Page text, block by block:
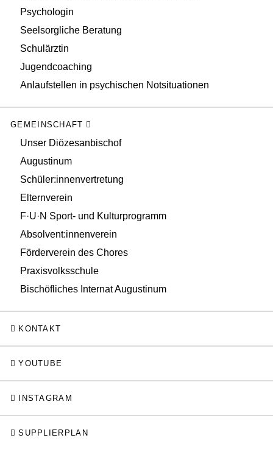
Psychologin
Seelsorgliche Beratung
Schulärztin
Jugendcoaching
Anlaufstellen in psychischen Notsituationen
GEMEINSCHAFT
Unser Diözesanbischof
Augustinum
Schüler:innenvertretung
Elternverein
F·U·N Sport- und Kulturprogramm
Absolvent:innenverein
Förderverein des Chores
Praxisvolksschule
Bischöfliches Internat Augustinum
KONTAKT
YOUTUBE
INSTAGRAM
SUPPLIERPLAN